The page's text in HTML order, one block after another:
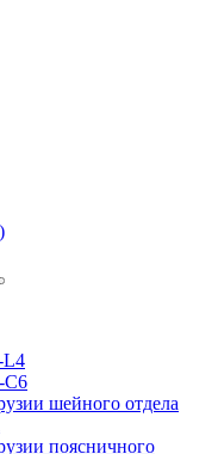
L4
С6
шейного отдела
поясничного